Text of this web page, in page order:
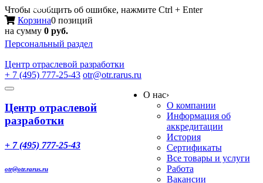
Чтобы сообщить об ошибке, нажмите Ctrl + Enter
Корзина0 позиций
на сумму 0 руб.
Персональный раздел
Центр отраслевой разработки
+ 7 (495) 777-25-43 otr@otr.rarus.ru
Toggle
Меню
Центр отраслевой
разработки
+ 7 (495) 777-25-43
otr@otr.rarus.ru
О нас›
О компании
Информация об
аккредитации
История
Сертификаты
Все товары и услуги
Работа
Вакансии